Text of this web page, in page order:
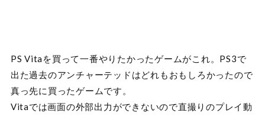
PS Vitaを買って一番やりたかったゲームがこれ。PS3で
出た過去のアンチャーテッドはどれもおもしろかったので
真っ先に買ったゲームです。
Vitaでは画面の外部出力ができないので直撮りのプレイ動